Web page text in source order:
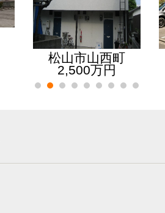
松山市山西町
2,500万円